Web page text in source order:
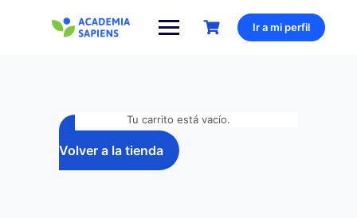
Ir a mi perfil
Tu carrito está vacío.
Volver a la tienda